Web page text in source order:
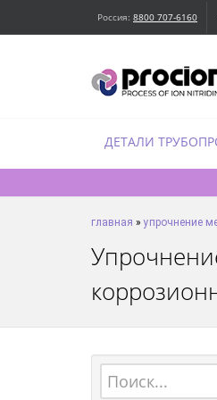
Россия: 8800 707-6160
ДЕТАЛИ
главная »упрочнение